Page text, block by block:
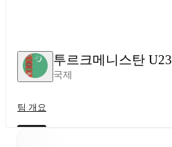
투르크메니스탄 U23
국제
팀 개요